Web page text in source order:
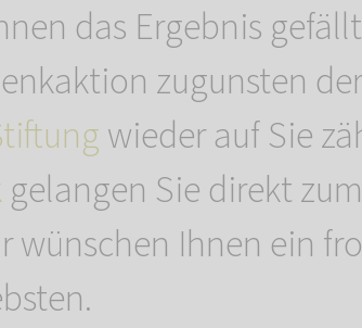
das Ergebnis
zugunsten der
wieder auf Sie
gelangen Sie direkt
wünschen Ihnen ein